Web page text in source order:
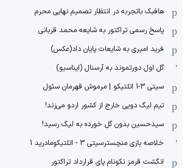
هافبک باتجربه در انتظار تصمیم نهایی محرم
پاسخ رسمی تراکتور به شایعه محمد قربانی
فرید امیری به شایعات پایان داد(عکس)
گل اول دورتموند به آرسنال (ایناسیو)
سیتی 3-1 اتلتیکو | مرموش قهرمان سئول
تیم لیگ دویی خارج از کشور اردو می‌زند!
سیدحسین بدون گل خورده به لیگ رسید!
خلاصه بازی منچسترسیتی 3 - اتلتیکومادرید 1
انگشت قرمز نکونام پای قرارداد تراکتور